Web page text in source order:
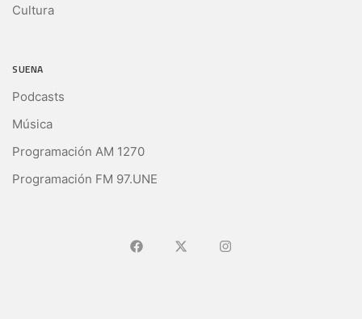
Cultura
SUENA
Podcasts
Música
Programación AM 1270
Programación FM 97.UNE
Ir a FacebookIr a X (Ex-Twitter)
Ir a